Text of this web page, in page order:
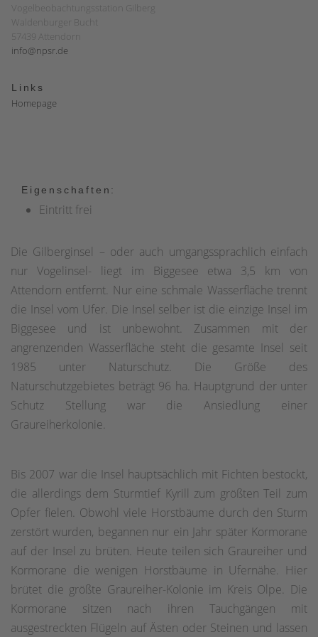
Vogelbeobachtungsstation Gilberg
Waldenburger Bucht
57439 Attendorn
info@npsr.de
Links
Homepage
Eigenschaften:
Eintritt frei
Die Gilberginsel – oder auch umgangssprachlich einfach
nur Vogelinsel- liegt im Biggesee etwa 3,5 km von
Attendorn entfernt. Nur eine schmale Wasserfläche trennt
die Insel vom Ufer. Die Insel selber ist die einzige Insel im
Biggesee und ist unbewohnt. Zusammen mit der
angrenzenden Wasserfläche steht die gesamte Insel seit
1985 unter Naturschutz. Die Größe des
Naturschutzgebietes beträgt 96 ha. Hauptgrund der unter
Schutz Stellung war die Ansiedlung einer
Graureiherkolonie.
Bis 2007 war die Insel hauptsächlich mit Fichten bestockt,
die allerdings dem Sturmtief Kyrill zum größten Teil zum
Opfer fielen. Obwohl viele Horstbäume durch den Sturm
zerstört wurden, begannen nur ein Jahr später Kormorane
auf der Insel zu brüten. Heute teilen sich Graureiher und
Kormorane die wenigen Horstbäume in Ufernähe. Hier
brütet die größte Graureiher-Kolonie im Kreis Olpe. Die
Kormorane sitzen nach ihren Tauchgängen mit
ausgestreckten Flügeln auf Ästen oder Steinen und lassen